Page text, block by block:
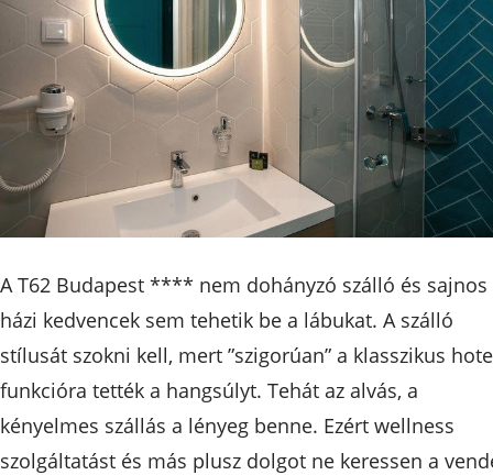
A T62 Budapest **** nem dohányzó szálló és sajnos
házi kedvencek sem tehetik be a lábukat. A szálló
stílusát szokni kell, mert ”szigorúan” a klasszikus
funkcióra tették a hangsúlyt. Tehát az alvás, a
kényelmes szállás a lényeg benne. Ezért wellness
szolgáltatást és más plusz dolgot ne keressen a